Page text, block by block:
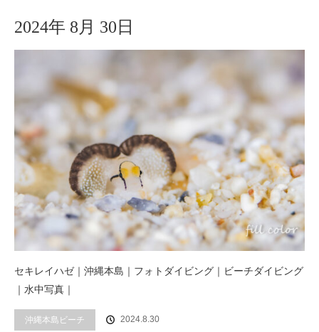
2024年 8月 30日
セキレイハゼ｜沖縄本島｜フォトダイビング｜ビーチダイビング
｜水中写真｜
沖縄本島ビーチ 2024.8.30